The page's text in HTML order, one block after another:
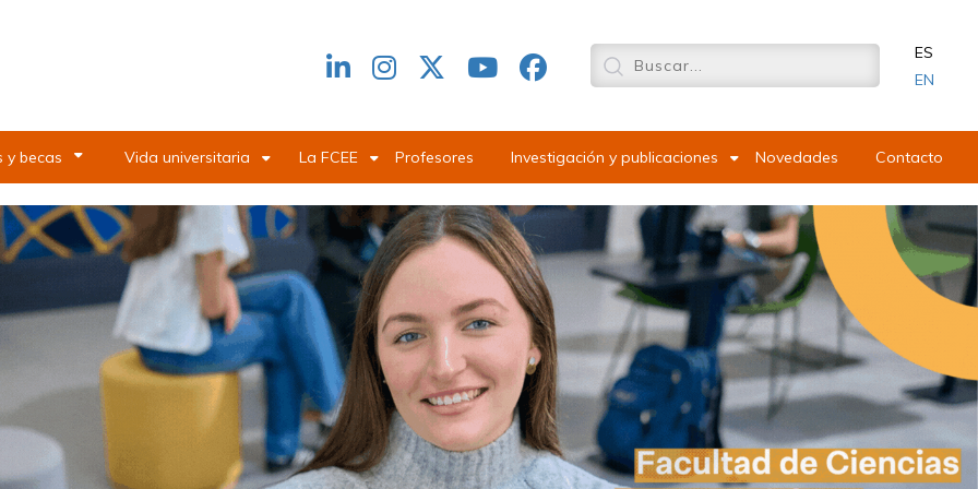
Redes
header
ES
EN
y becas Vida universitaria La FCEE Profesores Investigación y publicaciones Novedades Contacto